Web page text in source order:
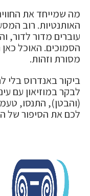
מה שמייחד את
האותנטיות. רוב
עוברים מדור לדור,
הסמוכים. האוכל
מסורת וזהות.
ביקור באנדרוס
לבקר במוזיאון עם
(והבטן), התנסו,
לכם את הסיפור של